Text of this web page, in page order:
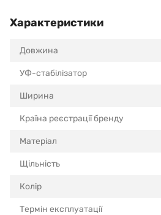
Характеристики
Довжина
УФ-стабілізатор
Ширина
Країна реєстрації бренду
Матеріал
Щільність
Колір
Термін експлуатації